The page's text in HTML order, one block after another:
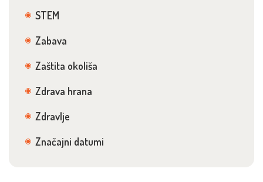
STEM
Zabava
Zaštita okoliša
Zdrava hrana
Zdravlje
Značajni datumi